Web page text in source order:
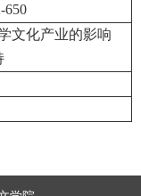
650
文化产业的影响